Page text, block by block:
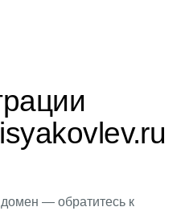
— обратитесь к